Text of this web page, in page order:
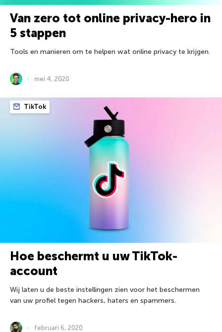
Van zero tot online privacy-hero in
5 stappen
Tools en manieren om te helpen wat online privacy te krijgen.
mei 4, 2020
TikTok
Hoe beschermt u uw TikTok-
account
Wij laten u de beste instellingen zien voor het beschermen
van uw profiel tegen hackers, haters en spammers.
februari 6, 2020